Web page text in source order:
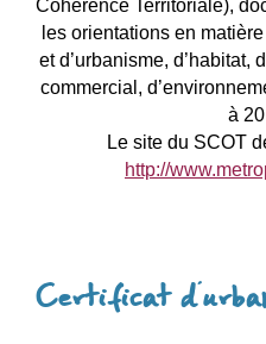
Cohérence Territoriale),
les orientations en
et d’urbanisme, d’habitat,
commercial,
à
Le site du SCOT
http://
Certificat